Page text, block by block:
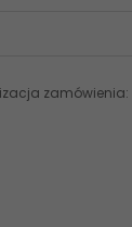
zamówienia: